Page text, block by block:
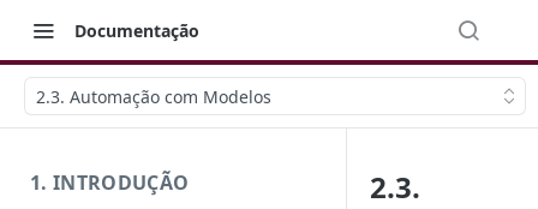
Documentação
2.3. Automação com Modelos
1. INTRODUÇÃO
2.3.